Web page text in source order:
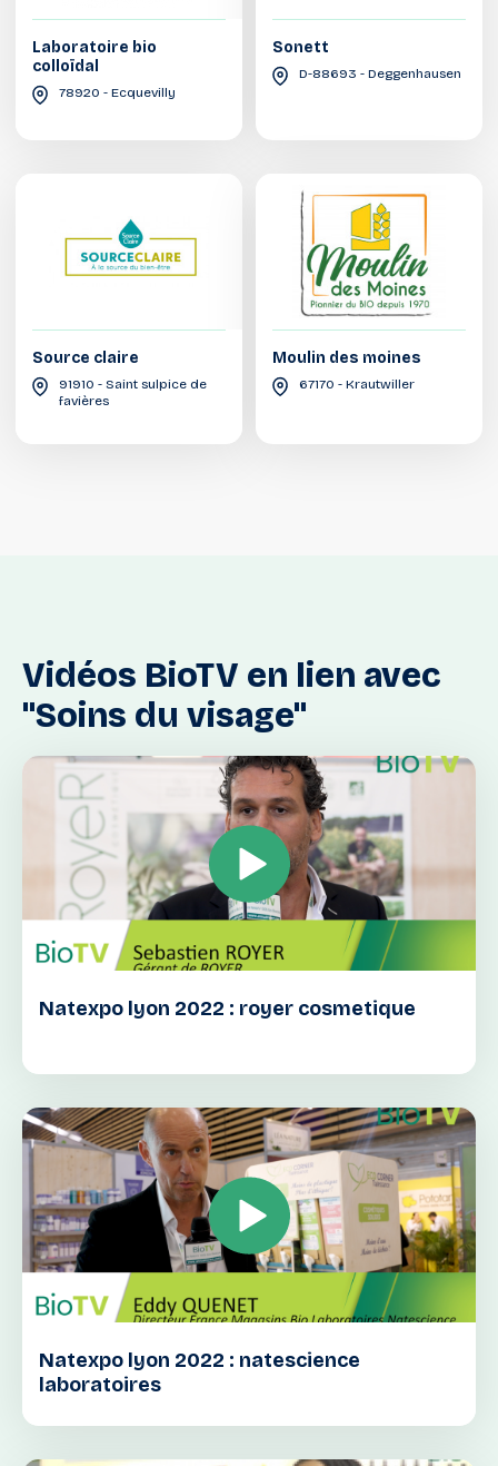
Laboratoire bio
colloïdal
78920 - Ecquevilly
Sonett
D-88693 - Deggenhausen
Source claire
91910 - Saint sulpice de
favières
Moulin des moines
67170 - Krautwiller
Vidéos BioTV en lien avec
"Soins du visage"
Natexpo lyon 2022 : royer cosmetique
Natexpo lyon 2022 : natescience
laboratoires